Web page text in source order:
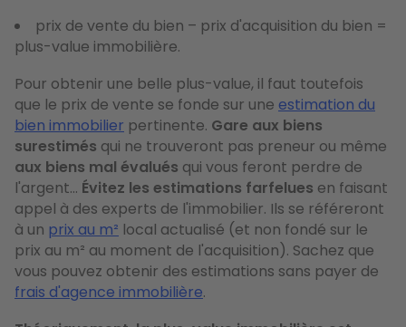
prix de vente du bien – prix d'acquisition du bien =
plus-value immobilière.
Pour obtenir une belle plus-value, il faut toutefois
que le prix de vente se fonde sur une estimation du
bien immobilier pertinente. Gare aux biens
surestimés qui ne trouveront pas preneur ou même
aux biens mal évalués qui vous feront perdre de
l'argent… Évitez les estimations farfelues en faisant
appel à des experts de l'immobilier. Ils se référeront
à un prix au m² local actualisé (et non fondé sur le
prix au m² au moment de l'acquisition). Sachez que
vous pouvez obtenir des estimations sans payer de
frais d'agence immobilière.